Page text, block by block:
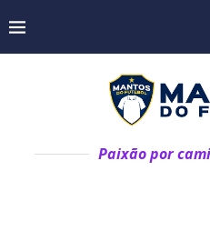
Paixão por